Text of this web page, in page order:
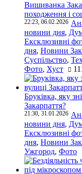
Вишиванка
походження і
22:23, 06.02.2026
новини дня,
Ексклюзивні
дня, Новини
Суспільство,
Фото, Хуст
Бруківка, яку
Закарпаття?
21:30, 31.01.2026
новини дня,
Ексклюзивні
дня, Новини
Ужгород, Фото